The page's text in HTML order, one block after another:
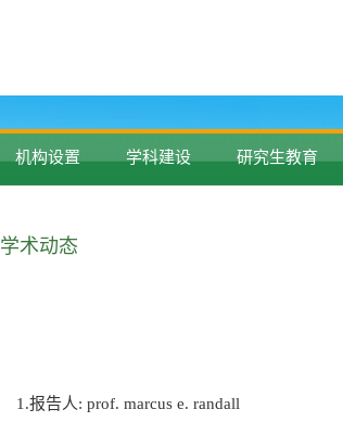
机构设置 学科建设 研究生教育
学术动态
1.报告人: prof. marcus e. randall